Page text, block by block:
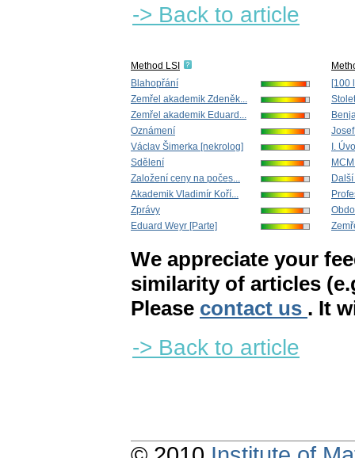
-> Back to article
Method LSI
Blahopřání
Zemřel akademik Zdeněk...
Zemřel akademik Eduard...
Oznámení
Václav Šimerka [nekrolog]
Sdělení
Založení ceny na počes...
Akademik Vladimír Koří...
Zprávy
Eduard Weyr [Parte]
[100
I.
We appreciate your
similarity of articles
Please contact us . It
-> Back to article